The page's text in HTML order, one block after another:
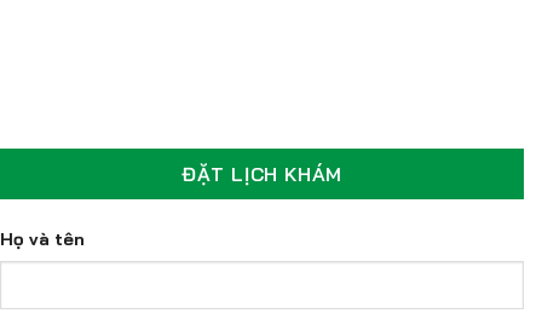
ĐẶT LỊCH KHÁM
Họ và tên